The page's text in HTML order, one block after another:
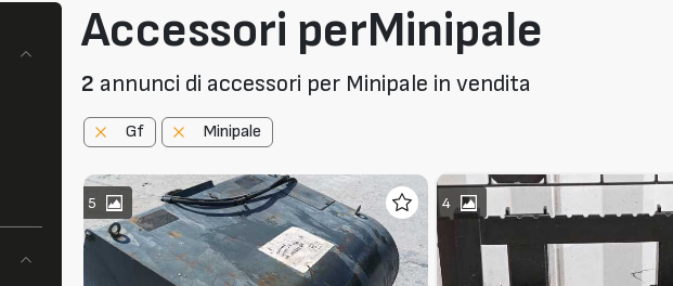
Accessori perMinipale
2 annunci di accessori per Minipale in vendita
Gf Minipale
5 4